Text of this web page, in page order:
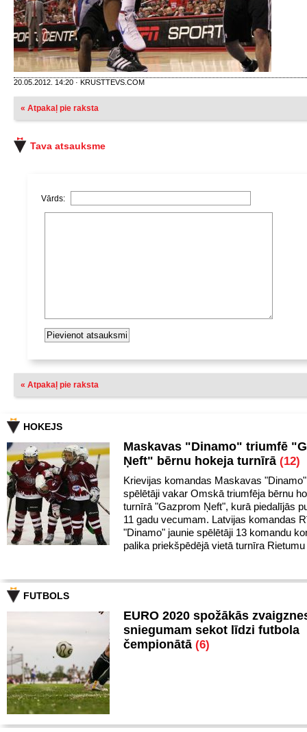
20.05.2012. 14:20 · KRUSTTEVS.COM
« Atpakaļ pie raksta
Tava atsauksme
Vārds:
« Atpakaļ pie raksta
HOKEJS
Maskavas "Dinamo" triumfē
Ņeft" bērnu hokeja turnīrā (12)
Krievijas komandas Maskavas
spēlētāji vakar Omskā triumfēja bērnu
turnīrā "Gazprom Ņeft", kurā piedalījās
11 gadu vecumam. Latvijas komandas
"Dinamo" jaunie spēlētāji 13 komandu
palika priekšpēdējā vietā turnīra
FUTBOLS
EURO 2020 spožākās
sniegumam sekot līdzi futbola
čempionātā (6)